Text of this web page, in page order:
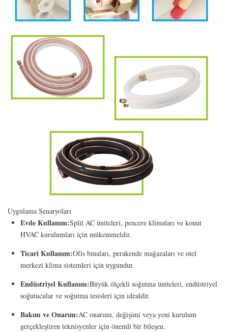
Uygulama Senaryoları
Evde Kullanım:Split AC üniteleri, pencere klimaları ve konut
HVAC kurulumları için mükemmeldir.
Ticari Kullanım:Ofis binaları, perakende mağazaları ve otel
merkezi klima sistemleri için uygundur.
Endüstriyel Kullanım:Büyük ölçekli soğutma üniteleri, endüstriyel
soğutucular ve soğutma tesisleri için idealdir.
Bakım ve Onarım:AC onarımı, değişimi veya yeni kurulum
gerçekleştiren teknisyenler için önemli bir bileşen.